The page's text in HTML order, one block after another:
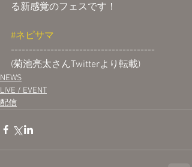
る新感覚のフェスです！
#ネピサマ
----------------------------------------
(菊池亮太さんTwitterより転載)
NEWS
LIVE / EVENT
配信